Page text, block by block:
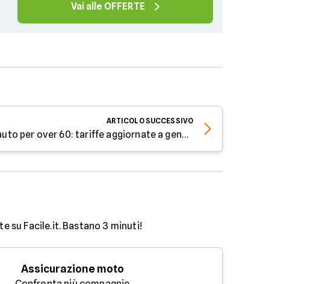
Vai alle OFFERTE
ARTICOLOSUCCESSIVO
Assicurazioni auto per over 60: tariffe aggiornate a gennaio 2026
su Facile.it. Bastano 3 minuti!
Assicurazione moto